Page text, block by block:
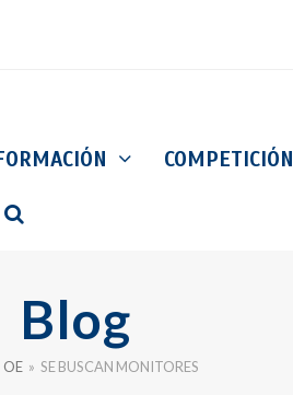
COMPETICIÓN
Blog
OE » SE BUSCAN MONITORES